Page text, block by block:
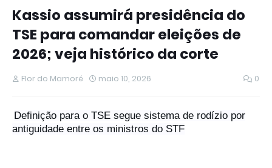
Kassio assumirá presidência do
TSE para comandar eleições de
2026; veja histórico da corte
Flor do Mamoré maio 10, 2026 0
Definição para o TSE segue sistema de rodízio por
antiguidade entre os ministros do STF